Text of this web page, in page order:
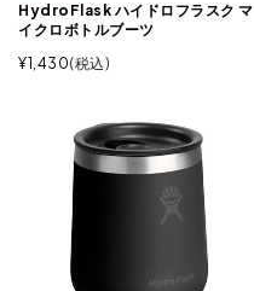
HydroFlask ハイドロフラスク マ
イクロボトルブーツ
¥1,430 税込